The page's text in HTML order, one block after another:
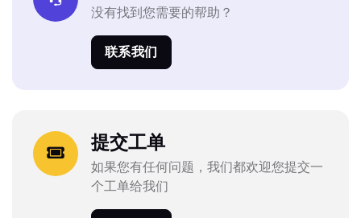
没有找到您需要的帮助？
联系我们
提交工单
如果您有任何问题，我们都欢迎您提交一
个工单给我们